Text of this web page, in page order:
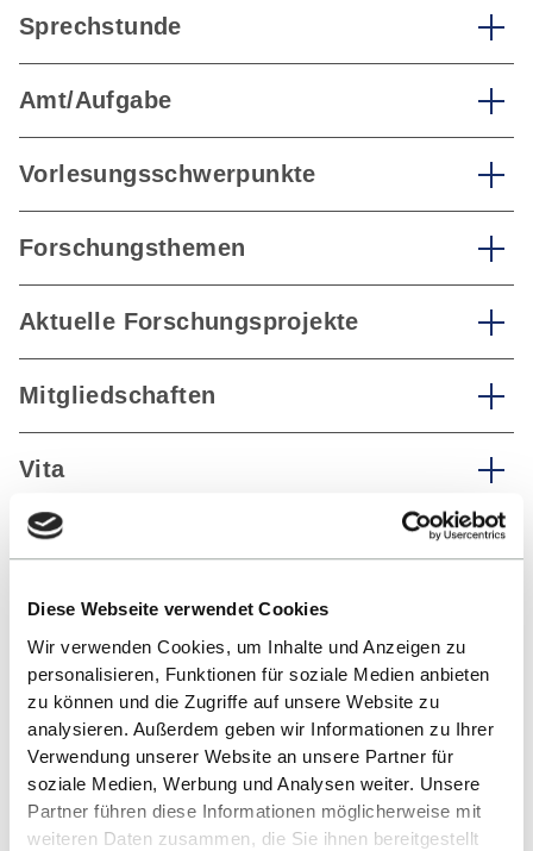
Diese Webseite verwendet Cookies
Wir verwenden Cookies, um Inhalte und Anzeigen zu
personalisieren, Funktionen für soziale Medien anbieten
zu können und die Zugriffe auf unsere Website zu
analysieren. Außerdem geben wir Informationen zu Ihrer
Verwendung unserer Website an unsere Partner für
soziale Medien, Werbung und Analysen weiter. Unsere
Partner führen diese Informationen möglicherweise mit
weiteren Daten zusammen, die Sie ihnen bereitgestellt
Sprechstunde
Amt/Aufgabe
Vorlesungsschwerpunkte
Forschungsthemen
Aktuelle Forschungsprojekte
Mitgliedschaften
Vita
Publications
BACK TO LIST